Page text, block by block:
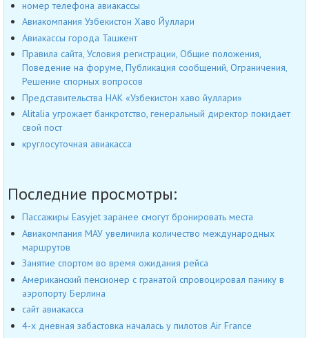
номер телефона авиакассы
Авиакомпания Узбекистон Хаво Йуллари
Авиакассы города Ташкент
Правила сайта, Условия регистрации, Общие положения,
Поведение на форуме, Публикация сообщений, Ограничения,
Решение спорных вопросов
Представительства НАК «Узбекистон хаво йуллари»
Alitalia угрожает банкротство, генеральный директор покидает
свой пост
круглосуточная авиакасса
Последние просмотры:
Пассажиры Easyjet заранее смогут бронировать места
Авиакомпания МАУ увеличила количество международных
маршрутов
Занятие спортом во время ожидания рейса
Американский пенсионер с гранатой спровоцировал панику в
аэропорту Берлина
сайт авиакасса
4-х дневная забастовка началась у пилотов Air France